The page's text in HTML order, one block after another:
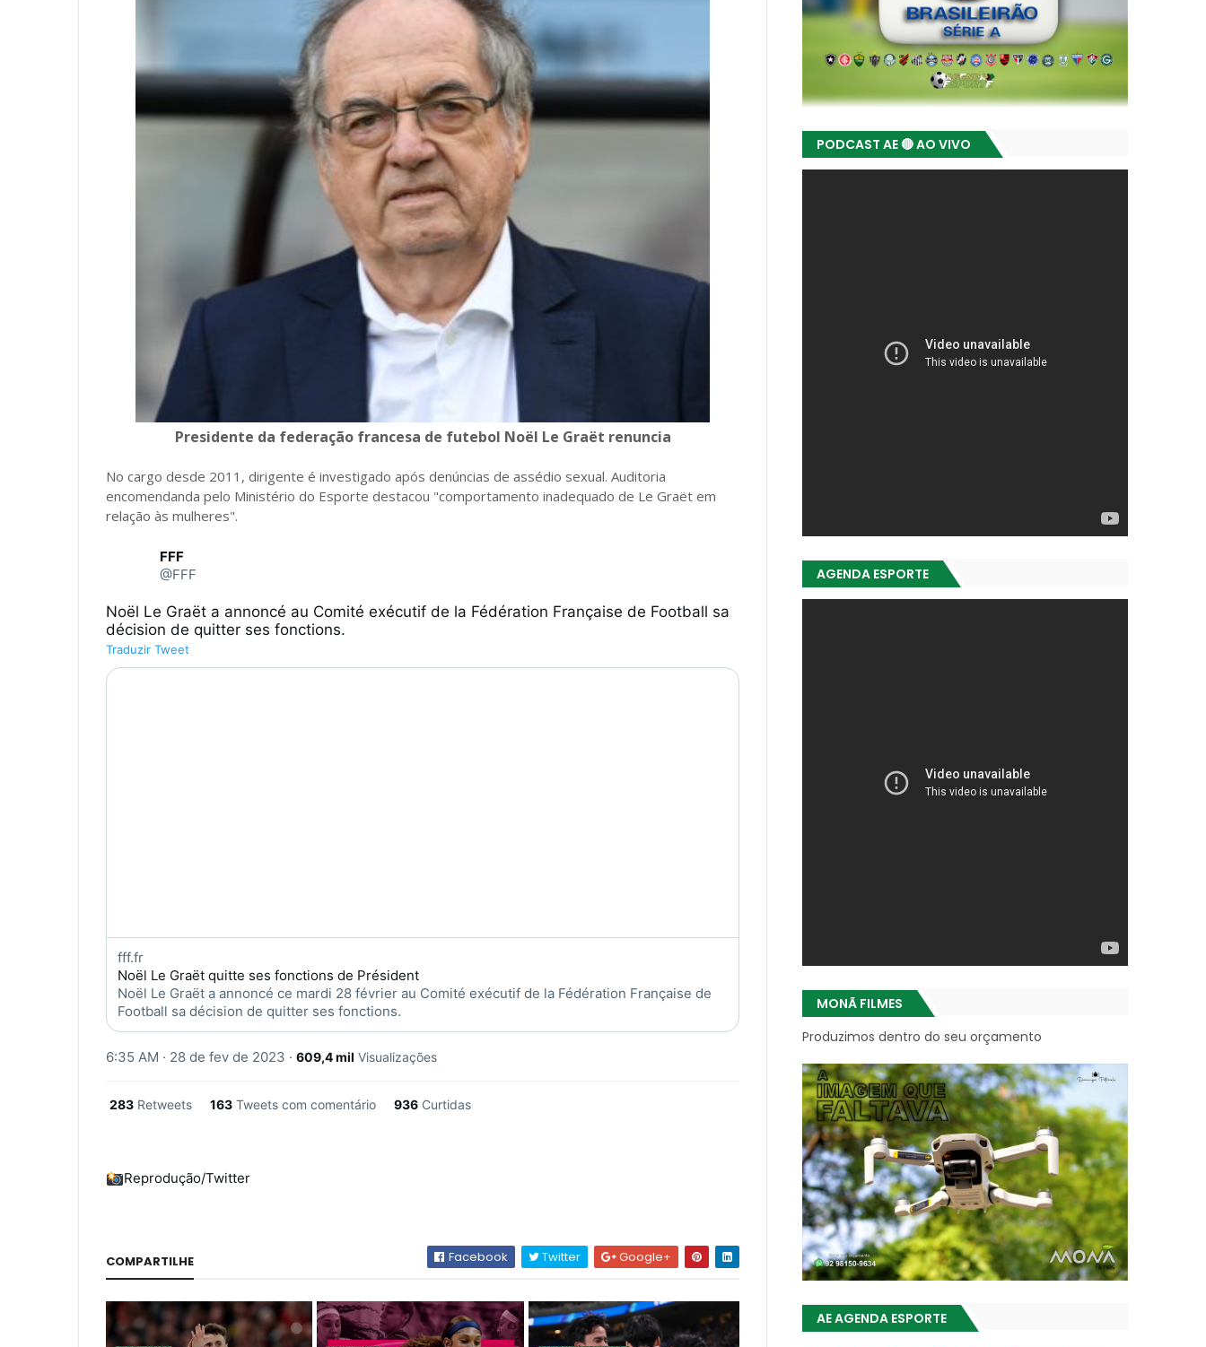
Presidente da federação francesa de futebol Noël Le Graët renuncia
No cargo desde 2011, dirigente é investigado após denúncias de assédio sexual. Auditoria
encomendanda pelo Ministério do Esporte destacou "comportamento inadequado de Le Graët em
relação às mulheres".
FFF
@FFF
Noël Le Graët a annoncé au Comité exécutif de la Fédération Française de Football sa
décision de quitter ses fonctions.
Traduzir Tweet
fff.fr
Noël Le Graët quitte ses fonctions de Président
Noël Le Graët a annoncé ce mardi 28 février au Comité exécutif de la Fédération Française de
Football sa décision de quitter ses fonctions.
6:35 AM · 28 de fev de 2023 · 609,4 mil Visualizações
283 Retweets 163 Tweets com comentário 936 Curtidas
Reprodução/Twitter
COMPARTILHE Facebook Twitter Google+
PODCAST AE 🔴 AO VIVO
AGENDA ESPORTE
MONÃ FILMES
Produzimos dentro do seu orçamento
AE AGENDA ESPORTE